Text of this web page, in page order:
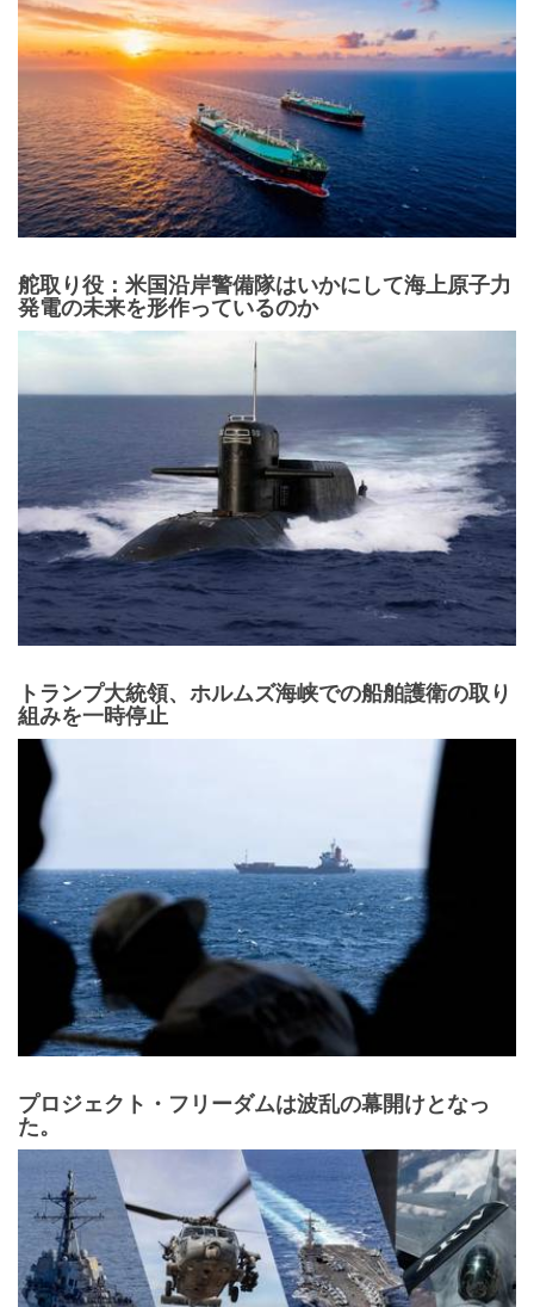
舵取り役：米国沿岸警備隊はいかにして海上原子力
発電の未来を形作っているのか
トランプ大統領、ホルムズ海峡での船舶護衛の取り
組みを一時停止
プロジェクト・フリーダムは波乱の幕開けとなっ
た。